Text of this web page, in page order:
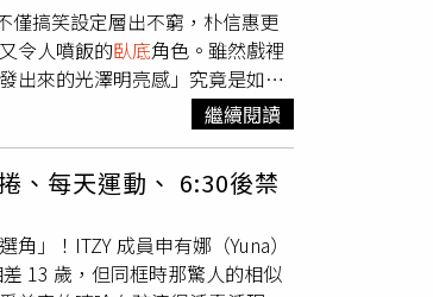
後又發現第3名傷者已自行前往
犯死亡的完整原因，也未說明
Jimmy Delongchamp）向媒體
單位合作調查事件。醫療機構森
Norfolk General Hospital）創傷
（Virginia Beach）一間急診中
，之後取得美國公民身分。他曾
兵部隊。維吉尼亞州國民兵資
非洲的伊斯蘭國成員接觸，並在
顯示，賈洛曾試圖向伊斯蘭國捐
僅搞笑設定層出不窮，朴信惠更
令人噴飯的臥底角色。雖然戲裡
出來的光澤明亮感」究竟是如何
體內的基礎代謝與水潤感。她堅
了睡前的黃金保養期，固定補充
。（圖／取自 ssinz7 IG）極簡
她認為精準的呵護勝過繁瑣的流
收真正需要的養分。因為步驟
幸福飲食觀：拋開熱量束縛的心
遠比斤斤計較熱量重要。保持心
繼續閱讀
、每天運動、 6:30後禁
」！ITZY 成員申有娜（Yuna）
13 歲，但同框時那驚人的相似